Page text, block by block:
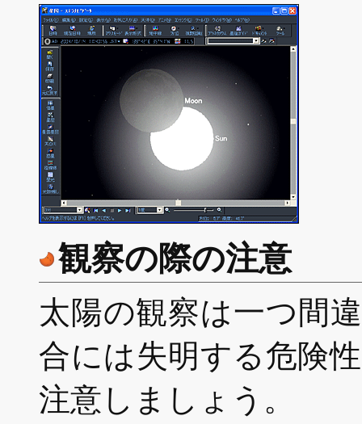
観察の際の注意
太陽の観察は一つ間
合には失明する危険
注意しましょう。